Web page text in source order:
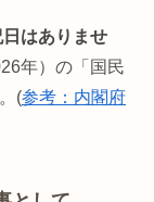
はありませ
年）の「国民
(参考：内閣府